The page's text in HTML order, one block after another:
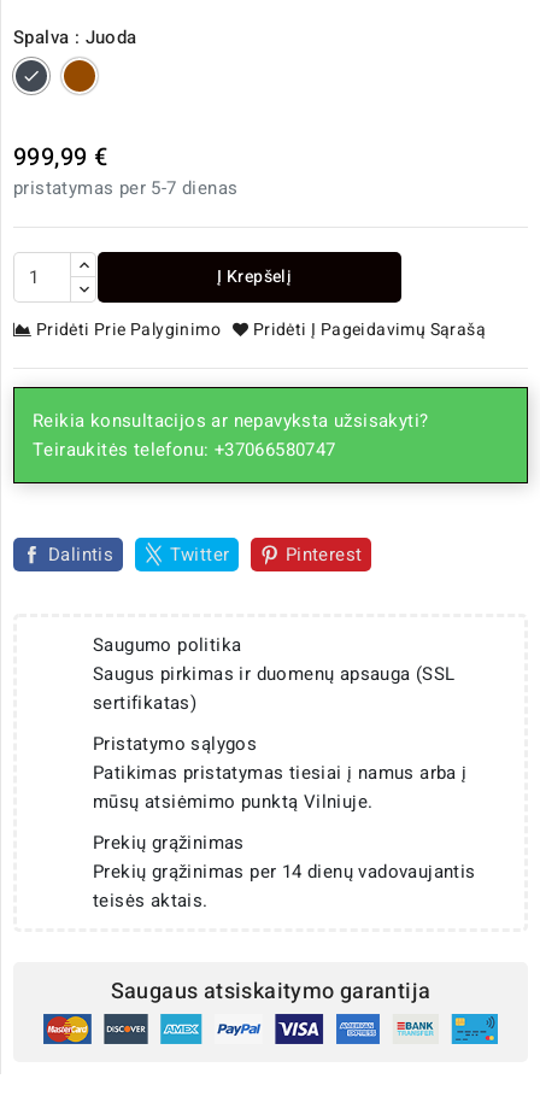
Spalva : Juoda
JuodaRuda
999,99 €
pristatymas per 5-7 dienas
Į Krepšelį
Pridėti Prie Palyginimo Pridėti Į Pageidavimų Sąrašą
Reikia konsultacijos ar nepavyksta užsisakyti?
Teiraukitės telefonu: +37066580747
Dalintis Twitter Pinterest
Saugumo politika
Saugus pirkimas ir duomenų apsauga (SSL
sertifikatas)
Pristatymo sąlygos
Patikimas pristatymas tiesiai į namus arba į
mūsų atsiėmimo punktą Vilniuje.
Prekių grąžinimas
Prekių grąžinimas per 14 dienų vadovaujantis
teisės aktais.
Saugaus atsiskaitymo garantija